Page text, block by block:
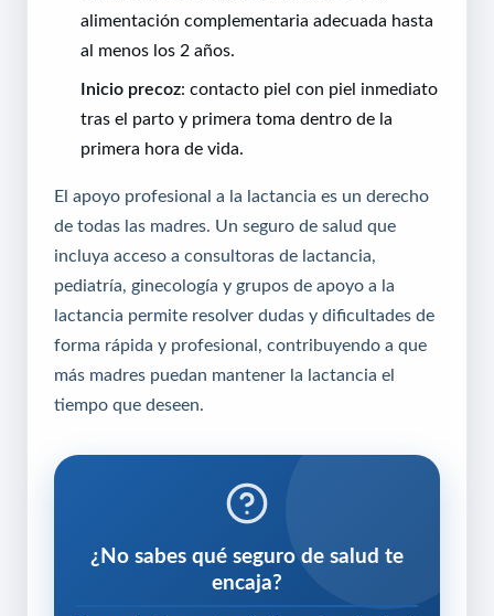
alimentación complementaria adecuada hasta
al menos los 2 años.
Inicio precoz: contacto piel con piel inmediato
tras el parto y primera toma dentro de la
primera hora de vida.
El apoyo profesional a la lactancia es un derecho
de todas las madres. Un seguro de salud que
incluya acceso a consultoras de lactancia,
pediatría, ginecología y grupos de apoyo a la
lactancia permite resolver dudas y dificultades de
forma rápida y profesional, contribuyendo a que
más madres puedan mantener la lactancia el
tiempo que deseen.
¿No sabes qué seguro de salud te
encaja?